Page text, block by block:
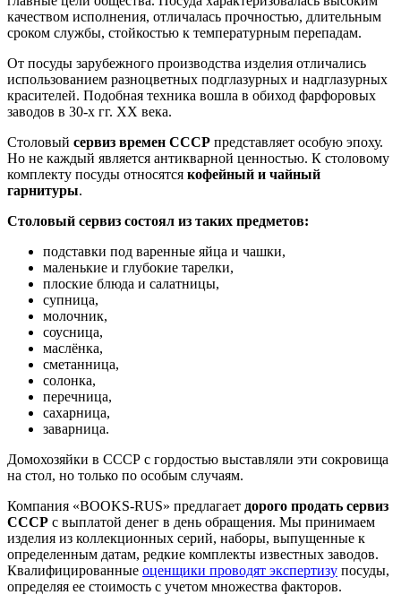
качеством исполнения, отличалась прочностью, длительным
сроком службы, стойкостью к температурным перепадам.
От посуды зарубежного производства изделия отличались
использованием разноцветных подглазурных и надглазурных
красителей. Подобная техника вошла в обиход фарфоровых
заводов в 30-х гг. XX века.
Столовый сервиз времен СССР представляет особую эпоху.
Но не каждый является антикварной ценностью. К столовому
комплекту посуды относятся кофейный и чайный
гарнитуры.
Столовый сервиз состоял из таких предметов:
подставки под варенные яйца и чашки,
маленькие и глубокие тарелки,
плоские блюда и салатницы,
супница,
молочник,
соусница,
маслёнка,
сметанница,
солонка,
перечница,
сахарница,
заварница.
Домохозяйки в СССР с гордостью выставляли эти сокровища
на стол, но только по особым случаям.
Компания «BOOKS-RUS» предлагает дорого продать сервиз
СССР с выплатой денег в день обращения. Мы принимаем
изделия из коллекционных серий, наборы, выпущенные к
определенным датам, редкие комплекты известных заводов.
Квалифицированные оценщики проводят экспертизу посуды,
определяя ее стоимость с учетом множества факторов.